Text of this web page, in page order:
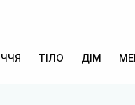
ТІЛО ДІМ